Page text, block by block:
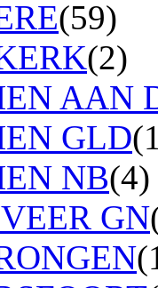
(59)
(2)
AAN
GLD
NB(4)
GN